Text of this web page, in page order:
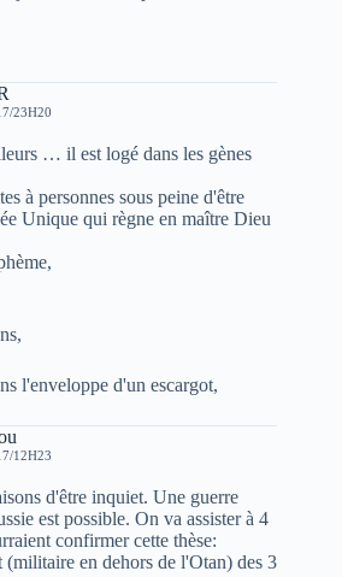
23H20
… il est logé dans les gènes
à personnes sous peine d'être
Unique qui règne en maître Dieu
l'enveloppe d'un escargot,
12H23
d'être inquiet. Une guerre
est possible. On va assister à 4
confirmer cette thèse:
(militaire en dehors de l'Otan) des 3